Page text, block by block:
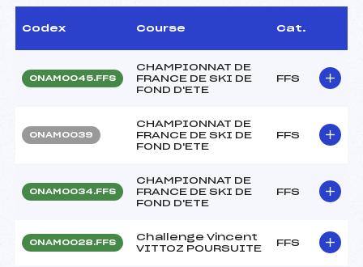
Codex Course Cat.
ONAM0045.FFS
CHAMPIONNAT DE
FRANCE DE SKI DE
FOND D'ETE
FFS
ONAM0039
CHAMPIONNAT DE
FRANCE DE SKI DE
FOND D'ETE
FFS
ONAM0034.FFS
CHAMPIONNAT DE
FRANCE DE SKI DE
FOND D'ETE
FFS
ONAM0028.FFS
Challenge Vincent
VITTOZ POURSUITE
FFS